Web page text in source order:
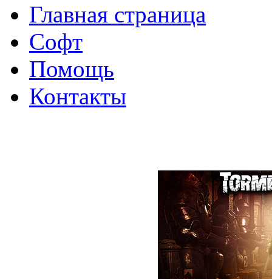
Главная страница
Софт
Помощь
Контакты